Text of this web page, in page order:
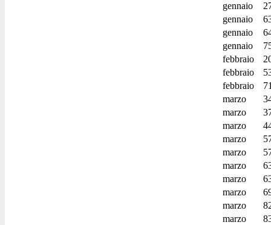
gennaio
gennaio
gennaio
gennaio
febbraio
febbraio
febbraio
marzo
marzo
marzo
marzo
marzo
marzo
marzo
marzo
marzo
marzo